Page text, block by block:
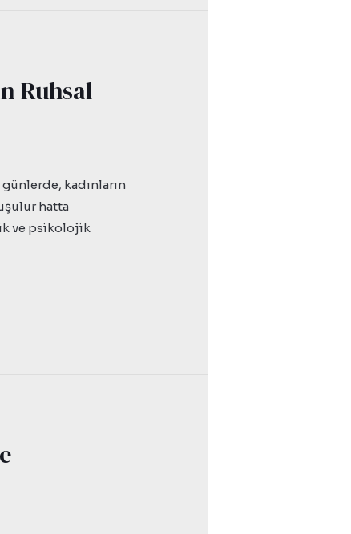
Ruhsal
kadınların
hatta
ve psikolojik